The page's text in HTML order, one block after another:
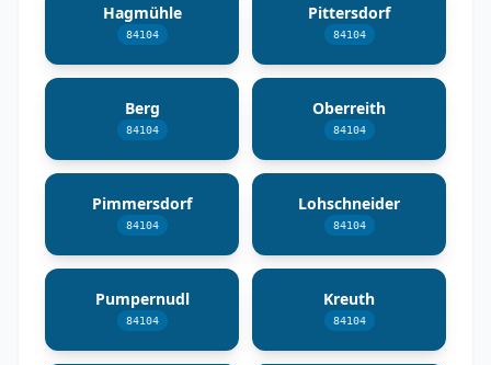
Hagmühle
84104
Pittersdorf
84104
Berg
84104
Oberreith
84104
Pimmersdorf
84104
Lohschneider
84104
Pumpernudl
84104
Kreuth
84104